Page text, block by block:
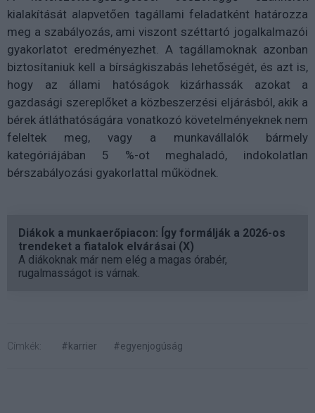
kialakítását alapvetően tagállami feladatként határozza
meg a szabályozás, ami viszont széttartó jogalkalmazói
gyakorlatot eredményezhet. A tagállamoknak azonban
biztosítaniuk kell a bírságkiszabás lehetőségét, és azt is,
hogy az állami hatóságok kizárhassák azokat a
gazdasági szereplőket a közbeszerzési eljárásból, akik a
bérek átláthatóságára vonatkozó követelményeknek nem
feleltek meg, vagy a munkavállalók bármely
kategóriájában 5 %-ot meghaladó, indokolatlan
bérszabályozási gyakorlattal működnek.
Diákok a munkaerőpiacon: Így formálják a 2026-os
trendeket a fiatalok elvárásai (X)
A diákoknak már nem elég a magas órabér,
rugalmasságot is várnak.
Címkék: #karrier #egyenjogúság